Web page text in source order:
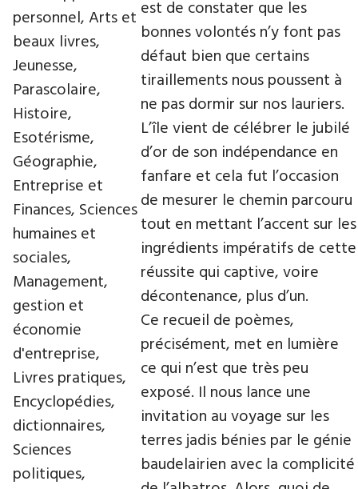
est de constater que les
bonnes volontés n’y font pas
défaut bien que certains
tiraillements nous poussent à
ne pas dormir sur nos lauriers.
L’île vient de célébrer le jubilé
d’or de son indépendance en
fanfare et cela fut l’occasion
de mesurer le chemin parcouru
tout en mettant l’accent sur les
ingrédients impératifs de cette
réussite qui captive, voire
décontenance, plus d’un.
Ce recueil de poèmes,
précisément, met en lumière
ce qui n’est que très peu
exposé. Il nous lance une
invitation au voyage sur les
terres jadis bénies par le génie
baudelairien avec la complicité
personnel, Arts et
beaux livres,
Jeunesse,
Parascolaire,
Histoire,
Esotérisme,
Géographie,
Entreprise et
Finances, Sciences
humaines et
sociales,
Management,
gestion et
économie
d'entreprise,
Livres pratiques,
Encyclopédies,
dictionnaires,
Sciences
politiques,